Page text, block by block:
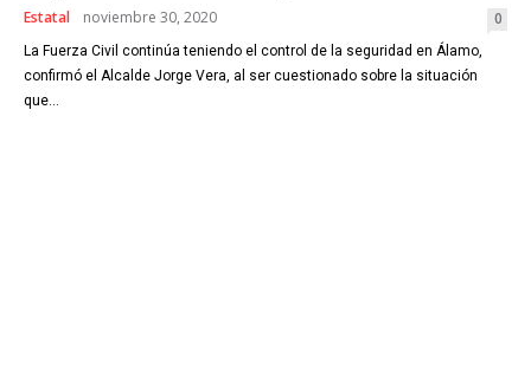
Estatal noviembre 30, 2020 0
La Fuerza Civil continúa teniendo el control de la seguridad en Álamo,
confirmó el Alcalde Jorge Vera, al ser cuestionado sobre la situación
que...